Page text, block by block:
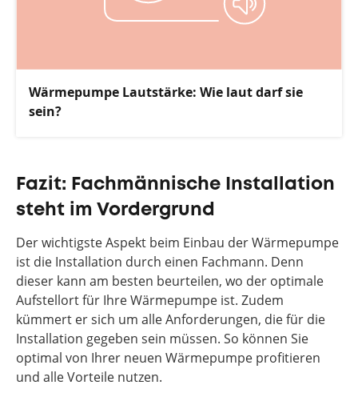
Wärmepumpe Lautstärke: Wie laut darf sie
sein?
Fazit: Fachmännische Installation
steht im Vordergrund
Der wichtigste Aspekt beim Einbau der Wärmepumpe
ist die Installation durch einen Fachmann. Denn
dieser kann am besten beurteilen, wo der optimale
Aufstellort für Ihre Wärmepumpe ist. Zudem
kümmert er sich um alle Anforderungen, die für die
Installation gegeben sein müssen. So können Sie
optimal von Ihrer neuen Wärmepumpe profitieren
und alle Vorteile nutzen.